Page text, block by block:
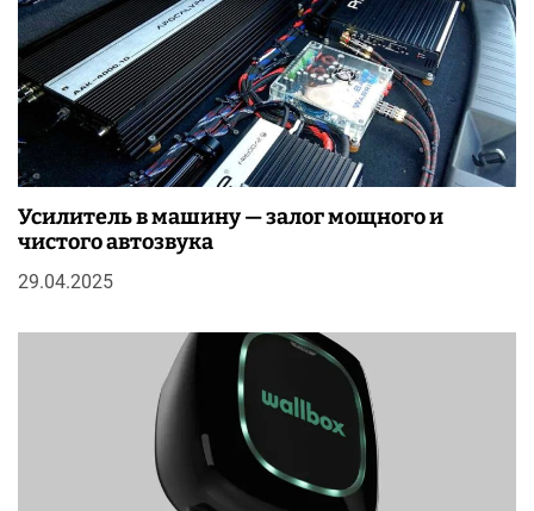
Усилитель в машину — залог мощного и
чистого автозвука
29.04.2025